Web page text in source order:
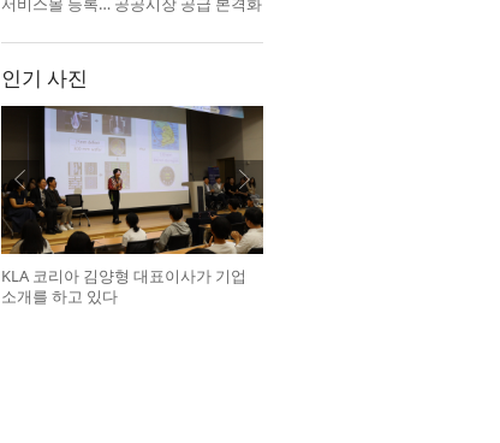
인기 사진
KLA 코리아 김양형 대표이사가 기업
소개를 하고 있다